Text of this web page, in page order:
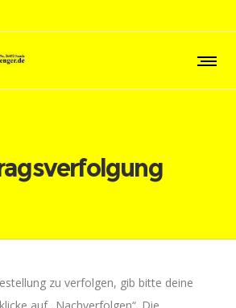
zu verfolgen, gib bitte deine